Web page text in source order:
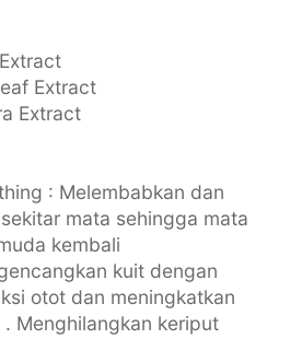
Extract
Extract
: Melembabkan dan
mata sehingga mata
kembali
kuit dengan
otot dan meningkatkan
Menghilangkan keriput